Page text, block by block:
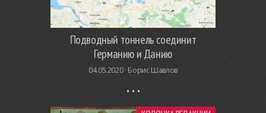
Подводный тоннель соединит
Германию и Данию
04.05.2020 · Борис Шавлов